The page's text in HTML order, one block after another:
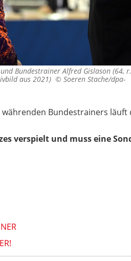
Bundestrainer Alfred Gislason (64,
aus 2021) © Soeren Stache/dpa-
Bundestrainers läuft
verspielt und muss eine